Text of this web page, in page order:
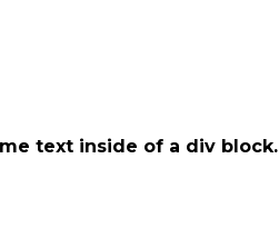
text inside of a div block.